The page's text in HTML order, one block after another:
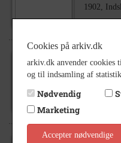
1902,
1895-
Jørgen
1895 -
Cookies på arkiv.dk
arkiv.dk anvender cookies
og til indsamling af
Nødvendig
Marketing
Accepter nødvendige